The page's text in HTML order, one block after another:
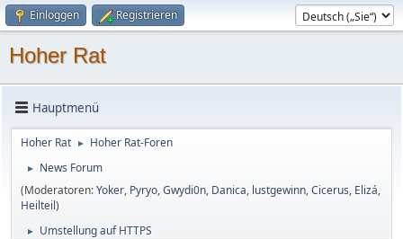
Einloggen Registrieren
Hoher Rat
Hauptmenü
Hoher Rat ► Hoher Rat-Foren
►
News Forum
(Moderatoren:Yoker, Pyryo,Gwydi0n, Danica, lustgewinn,Cicerus, Elizá,
Heilteil)
► Umstellung auf HTTPS